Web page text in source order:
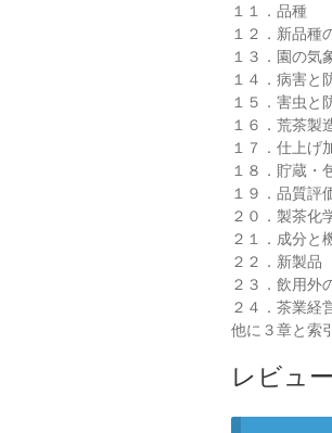
１１．品種
１２．新品種
１３．園の気
１４．病害と
１５．害虫と
１６．荒茶製
１７．仕上げ
１８．貯蔵・
１９．品質評
２０．製茶化
２１．成分と
２２．新製品
２３．飲用外
２４．茶業経
他に３章と索
レビュ